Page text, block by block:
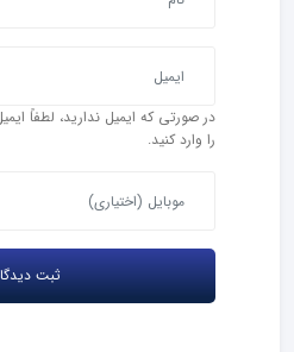
را وارد کنید.